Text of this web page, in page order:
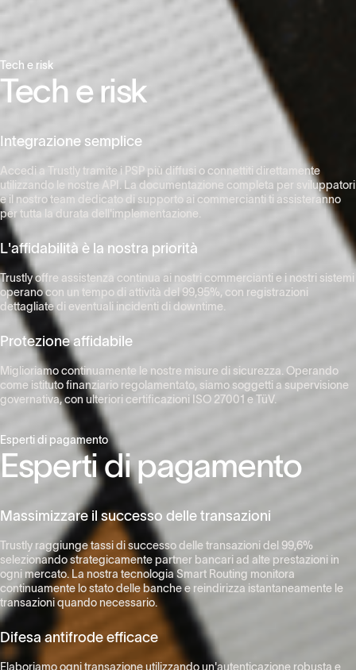
Tech e risk
Tech e risk
Integrazione semplice
Accedi a Trustly tramite i PSP più diffusi o connettiti direttamente
utilizzando le nostre API. La documentazione completa per sviluppatori
e il nostro team dedicato di supporto ai commercianti ti assisteranno
per tutta la durata dell'implementazione.
L'affidabilità è la nostra priorità
Trustly offre assistenza continua ai nostri commercianti e i nostri sistemi
operano con un tempo di attività del 99,95%, con registrazioni
dettagliate di eventuali incidenti di downtime.
Protezione affidabile
Miglioriamo continuamente le nostre misure di sicurezza. Operando
come istituto finanziario regolamentato, siamo soggetti a supervisione
governativa, con ulteriori certificazioni ISO 27001 e TüV.
Esperti di pagamento
Esperti di pagamento
Massimizzare il successo delle transazioni
Trustly raggiunge tassi di successo delle transazioni del 99,6%
selezionando strategicamente partner bancari ad alte prestazioni in
ogni mercato. La nostra tecnologia Smart Routing monitora
continuamente lo stato delle banche e reindirizza istantaneamente le
transazioni quando necessario.
Difesa antifrode efficace
Elaboriamo ogni transazione utilizzando un'autenticazione robusta e